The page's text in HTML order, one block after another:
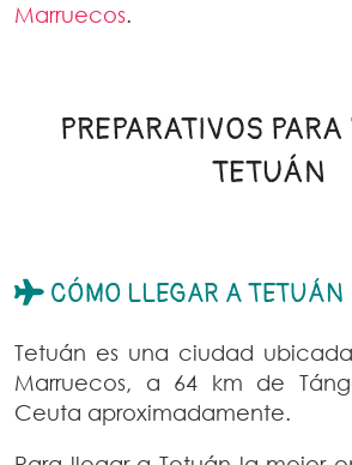
Marruecos.
PREPARATIVOS
TETUÁN
CÓMO LLEGAR A TETUÁN
Tetuán es una ciudad
Marruecos, a 64 km de
Ceuta aproximadamente.